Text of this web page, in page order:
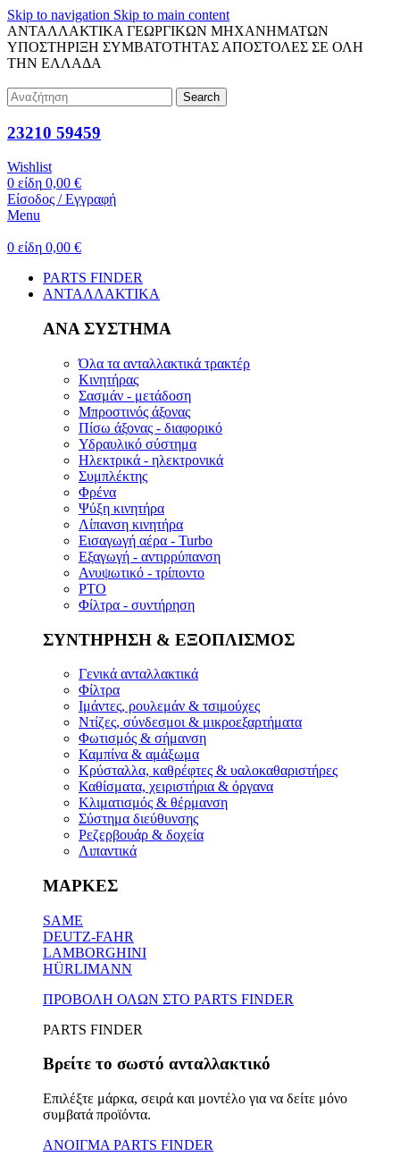
Skip to navigation Skip to main content
ΑΝΤΑΛΛΑΚΤΙΚΑ ΓΕΩΡΓΙΚΩΝ ΜΗΧΑΝΗΜΑΤΩΝ
ΥΠΟΣΤΗΡΙΞΗ ΣΥΜΒΑΤΟΤΗΤΑΣ ΑΠΟΣΤΟΛΕΣ ΣΕ ΟΛΗ
ΤΗΝ ΕΛΛΑΔΑ
Search
23210 59459
Wishlist
0 είδη 0,00 €
Είσοδος / Εγγραφή
Menu
0 είδη 0,00 €
PARTS FINDER
ΑΝΤΑΛΛΑΚΤΙΚΑ
ΑΝΑ ΣΥΣΤΗΜΑ
Όλα τα ανταλλακτικά τρακτέρ
Κινητήρας
Σασμάν - μετάδοση
Μπροστινός άξονας
Πίσω άξονας - διαφορικό
Υδραυλικό σύστημα
Ηλεκτρικά - ηλεκτρονικά
Συμπλέκτης
Φρένα
Ψύξη κινητήρα
Λίπανση κινητήρα
Εισαγωγή αέρα - Turbo
Εξαγωγή - αντιρρύπανση
Ανυψωτικό - τρίποντο
PTO
Φίλτρα - συντήρηση
ΣΥΝΤΗΡΗΣΗ & ΕΞΟΠΛΙΣΜΟΣ
Γενικά ανταλλακτικά
Φίλτρα
Ιμάντες, ρουλεμάν & τσιμούχες
Ντίζες, σύνδεσμοι & μικροεξαρτήματα
Φωτισμός & σήμανση
Καμπίνα & αμάξωμα
Κρύσταλλα, καθρέφτες & υαλοκαθαριστήρες
Καθίσματα, χειριστήρια & όργανα
Κλιματισμός & θέρμανση
Σύστημα διεύθυνσης
Ρεζερβουάρ & δοχεία
Λιπαντικά
ΜΑΡΚΕΣ
SAME
DEUTZ-FAHR
LAMBORGHINI
HÜRLIMANN
ΠΡΟΒΟΛΗ ΟΛΩΝ ΣΤΟ PARTS FINDER
PARTS FINDER
Βρείτε το σωστό ανταλλακτικό
Επιλέξτε μάρκα, σειρά και μοντέλο για να δείτε μόνο
συμβατά προϊόντα.
ΑΝΟΙΓΜΑ PARTS FINDER